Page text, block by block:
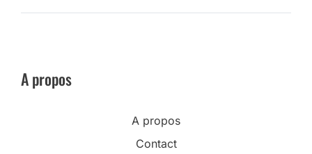
A propos
A propos
Contact